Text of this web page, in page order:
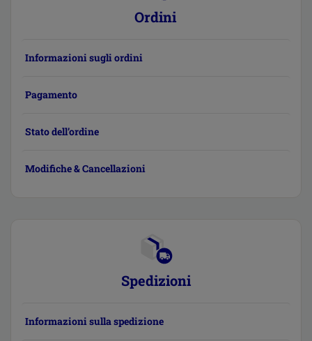
Ordini
Informazioni sugli ordini
Pagamento
Stato dell’ordine
Modifiche & Cancellazioni
Spedizioni
Informazioni sulla spedizione